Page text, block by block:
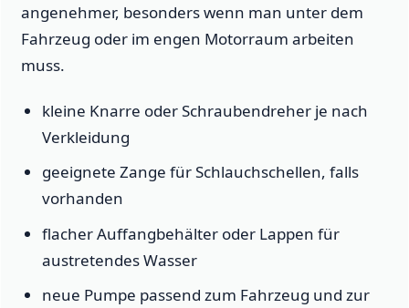
angenehmer, besonders wenn man unter dem
Fahrzeug oder im engen Motorraum arbeiten
muss.
kleine Knarre oder Schraubendreher je nach
Verkleidung
geeignete Zange für Schlauchschellen, falls
vorhanden
flacher Auffangbehälter oder Lappen für
austretendes Wasser
neue Pumpe passend zum Fahrzeug und zur